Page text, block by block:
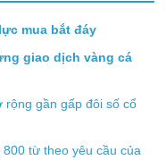
mua bắt đáy
giao dịch vàng cá
rộng gần gấp đôi số cổ
từ theo yêu cầu của